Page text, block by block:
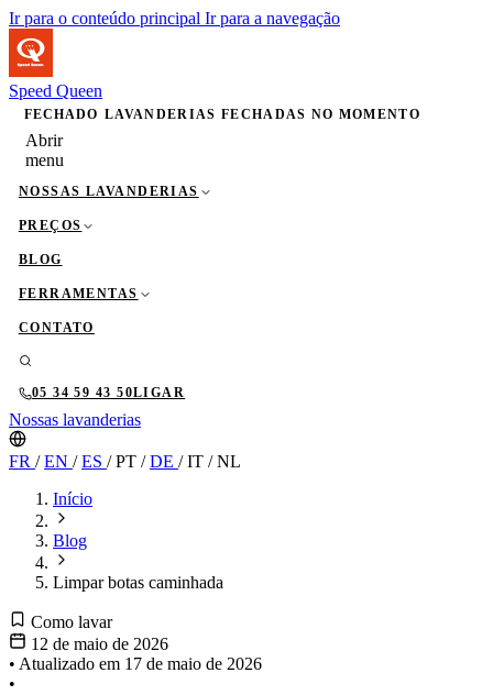
Ir para o conteúdo principal Ir para a navegação
Speed Queen
FECHADO LAVANDERIAS FECHADAS NO MOMENTO
Abrir
menu
NOSSAS LAVANDERIAS
PREÇOS
BLOG
FERRAMENTAS
CONTATO
05 34 59 43 50LIGAR
Nossas lavanderias
FR /EN /ES /PT /DE /IT /NL
Início
Blog
Limpar botas caminhada
Como lavar
12 de maio de 2026
• Atualizado em 17 de maio de 2026
•